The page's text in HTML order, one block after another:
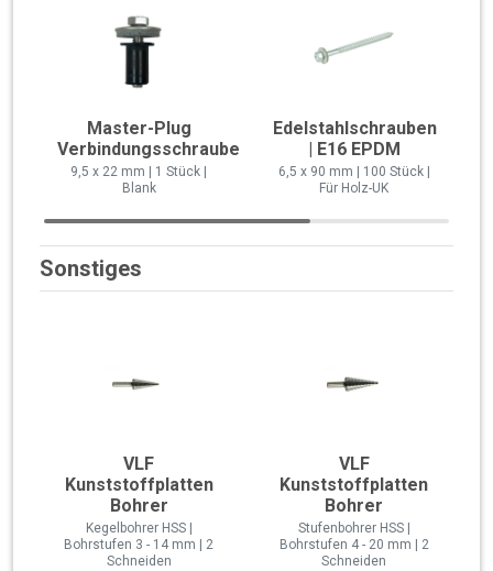
Master-Plug
Verbindungsschraube
9,5 x 22 mm | 1 Stück |
Blank
Edelstahlschrauben
| E16 EPDM
6,5 x 90 mm | 100 Stück |
Für Holz-UK
Sonstiges
VLF
Kunststoffplatten
Bohrer
Kegelbohrer HSS |
Bohrstufen 3 - 14 mm | 2
Schneiden
VLF
Kunststoffplatten
Bohrer
Stufenbohrer HSS |
Bohrstufen 4 - 20 mm | 2
Schneiden